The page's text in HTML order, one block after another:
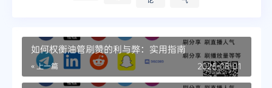
如何权衡油管刷赞的利与弊：实用指南
« 上一篇 2025-08-01